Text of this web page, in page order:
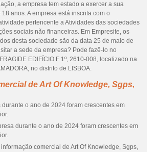
a empresa tem estado a exercer a sua
anos. A empresa está inscrita com o
pertencente a Atividades das sociedades
sociais não financeiras. Em Empresite, os
desta sociedade são da data 25 de maio de
a sede da empresa? Pode fazê-lo no
EDIFÍCIO F 1º, 2610-008, localizado na
no distrito de LISBOA.
de Art Of Knowledge, Sgps,
o ano de 2024 foram crescentes em
durante o ano de 2024 foram crescentes em
comercial de Art Of Knowledge, Sgps,